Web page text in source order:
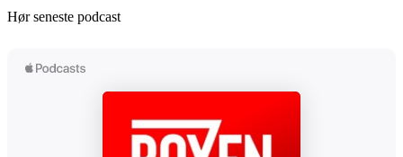
Hør seneste podcast